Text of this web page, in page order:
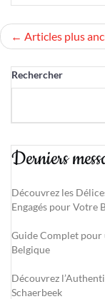
Navigation
des
articles
Articles plus
Rechercher
Derniers
Découvrez les
Engagés pour Votre
Guide Complet pour
Belgique
Découvrez
Schaerbeek